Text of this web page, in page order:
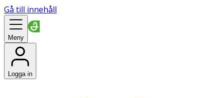
Gå till innehåll
Meny
Logga in